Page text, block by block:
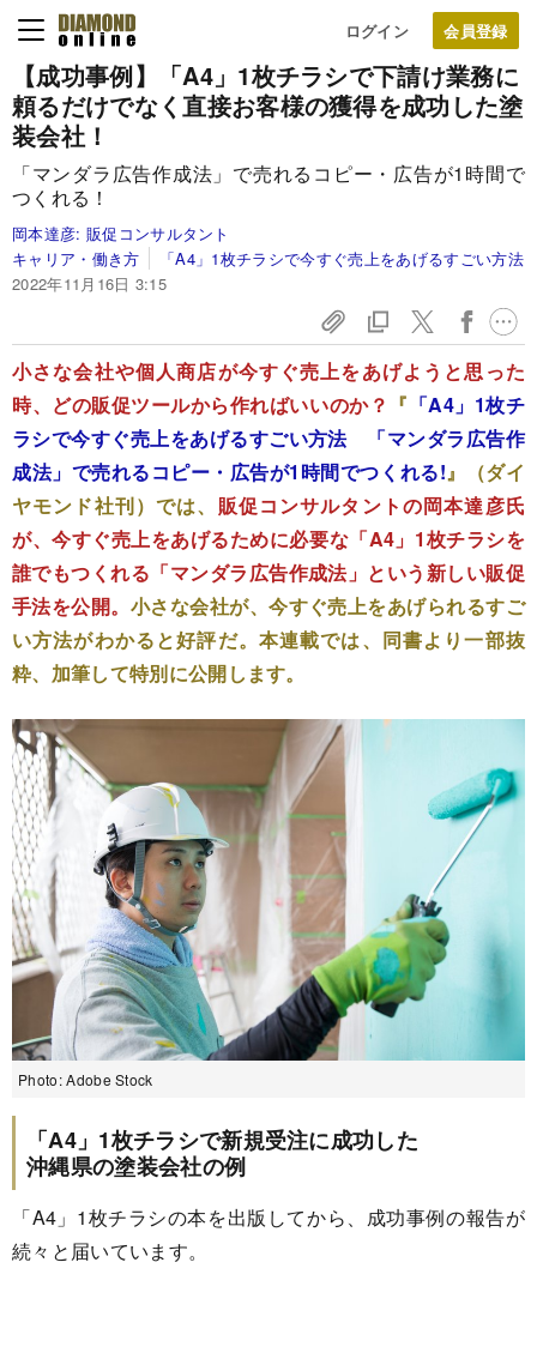
ログイン
【成功事例】「A4」1枚チラシで下請け業務に
頼るだけでなく直接お客様の獲得を成功した塗
装会社！
「マンダラ広告作成法」で売れるコピー・広告が1時間で
つくれる！
岡本達彦: 販促コンサルタント
キャリア・働き方
「A4」1枚チラシで今すぐ売上をあげるすごい方法
2022年11月16日 3:15
小さな会社や個人商店が今すぐ売上をあげようと思った
時、どの販促ツールから作ればいいのか？ 『 「A4」1枚チ
ラシで今すぐ売上をあげるすごい方法 「マンダラ広告作
成法」で売れるコピー・広告が1時間でつくれる!』（ダイ
ヤモンド社刊）では、 販促コンサルタントの岡本達彦氏
が、今すぐ売上をあげるために必要な「A4」1枚チラシを
誰でもつくれる「マンダラ広告作成法」という新しい販促
手法を公開。 小さな会社が、今すぐ売上をあげられるすご
い方法がわかると好評だ。本連載では、同書より一部抜
粋、加筆して特別に公開します。
Photo: Adobe Stock
「A4」1枚チラシで新規受注に成功した
沖縄県の塗装会社の例
「A4」1枚チラシの本を出版してから、成功事例の報告が
続々と届いています。